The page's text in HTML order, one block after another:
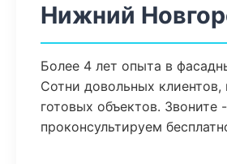
Нижний
Более 4 лет опыта в
Сотни довольных клиентов,
готовых объектов. Звоните -
проконсультируем